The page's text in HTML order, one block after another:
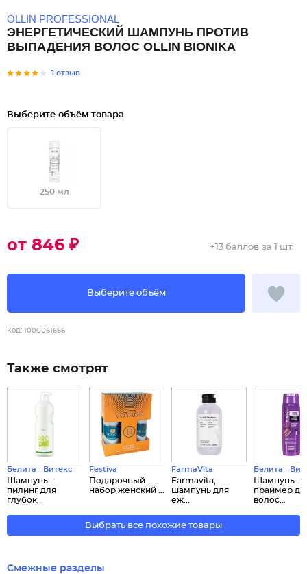
OLLIN PROFESSIONAL
ЭНЕРГЕТИЧЕСКИЙ ШАМПУНЬ ПРОТИВ
ВЫПАДЕНИЯ ВОЛОС OLLIN BIONIKA
1 отзыв
Выберите объём товара
250 мл
от 846 ₽
Выберите объём
+13 баллов за 1 шт.
Код: 1000061666
Также смотрят
Белита - Витекс
Шампунь-
пилинг для
глубок...
Festiva
Подарочный
набор женский ...
FarmaVita
Farmavita,
шампунь для
еж...
Белита -
Шампунь-
праймер
волос...
Выбрать все похожие товары
Смежные разделы